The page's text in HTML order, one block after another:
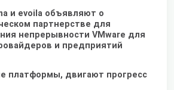
и evoila объявляют о
партнерстве для
непрерывности VMware для
и предприятий
платформы, двигают прогресс